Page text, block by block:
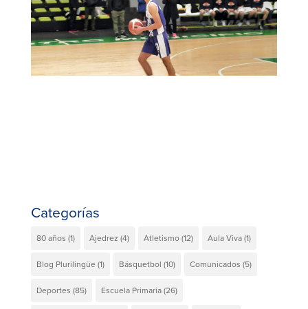
Categorías
80 años (1) Ajedrez (4) Atletismo(12) Aula Viva(1)
Blog Plurilingüe (1) Básquetbol (10) Comunicados (5)
Deportes (85) Escuela Primaria(26)